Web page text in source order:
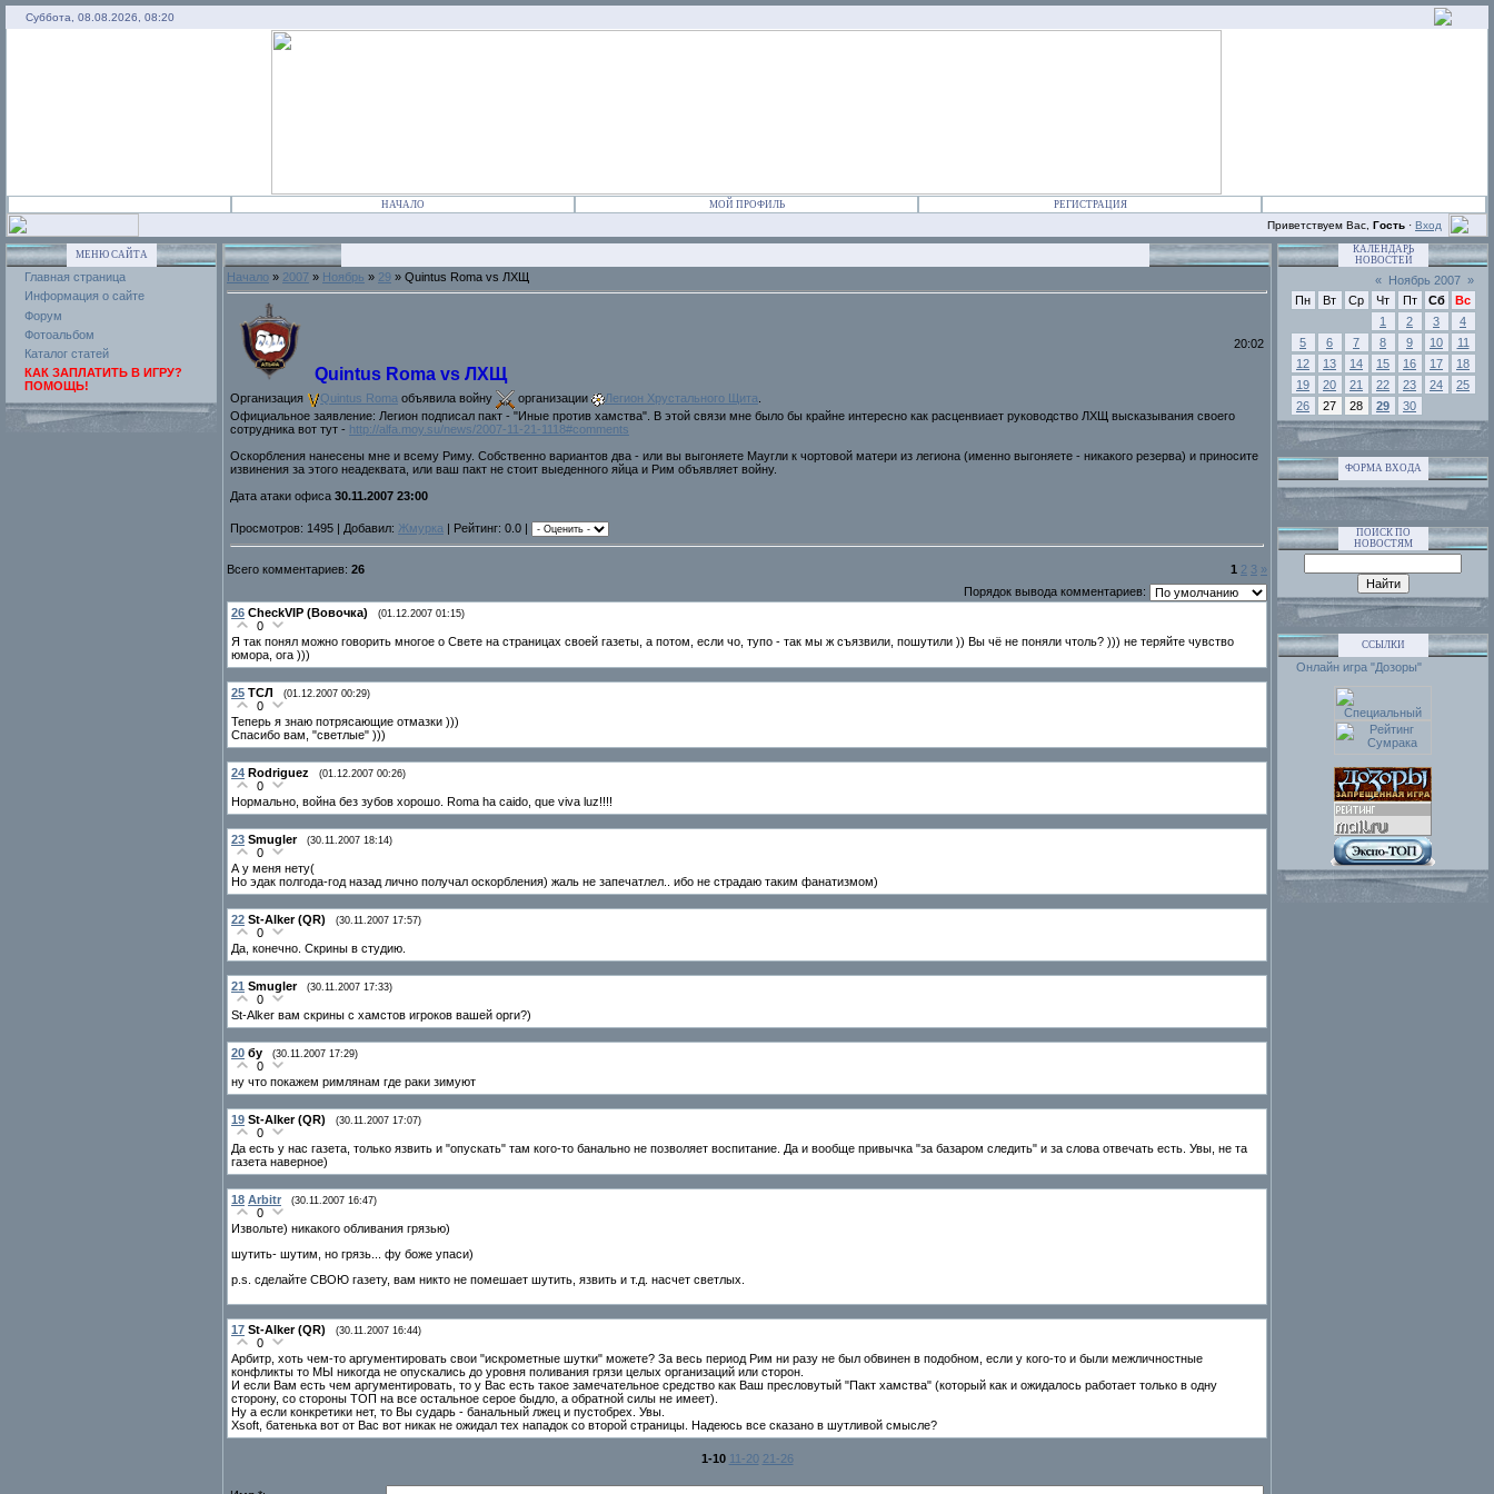
Суббота, 08.08.2026, 08:20
НАЧАЛО МОЙ ПРОФИЛЬ РЕГИСТРАЦИЯ
Приветствуем Вас, Гость · Вход
МЕНЮ САЙТА
Главная страница
Информация о сайте
Форум
Фотоальбом
Каталог статей
КАК ЗАПЛАТИТЬ В ИГРУ?
ПОМОЩЬ!
Начало » 2007 » Ноябрь » 29 » Quintus Roma vs ЛХЩ
Quintus Roma vs ЛХЩ
20:02
Организaция Quintus Roma объявила войну организации Легион Хрустального Щита.
Официальное заявление: Легион подписал пакт - "Иные против хамства". В этой связи мне было бы крайне интересно как расценвиает руководство ЛХЩ высказывания своего
сотрудника вот тут - http://alfa.moy.su/news/2007-11-21-1118#comments
Оскорбления нанесены мне и всему Риму. Собственно вариантов два - или вы выгоняете Маугли к чортовой матери из легиона (именно выгоняете - никакого резерва) и приносите
извинения за этого неадеквата, или ваш пакт не стоит выеденного яйца и Рим объявляет войну.
Дата атаки офиса 30.11.2007 23:00
Просмотров: 1495 | Добавил: Жмурка | Рейтинг: 0.0 |
Всего комментариев: 26 1 2 3 »
Порядок вывода комментариев:
26 CheckVIP (Вовочка) (01.12.2007 01:15)
0
Я так понял можно говорить многое о Свете на страницах своей газеты, а потом, если чо, тупо - так мы ж съязвили, пошутили )) Вы чё не поняли чтоль? ))) не теряйте чувство
юмора, ога )))
25 ТСЛ (01.12.2007 00:29)
0
Теперь я знаю потрясающие отмазки )))
Спасибо вам, "светлые" )))
24 Rodriguez (01.12.2007 00:26)
0
Нормально, война без зубов хорошо. Roma ha caido, que viva luz!!!!
23 Smugler (30.11.2007 18:14)
0
А у меня нету(
Но эдак полгода-год назад лично получал оскорбления) жаль не запечатлел.. ибо не страдаю таким фанатизмом)
22 St-Alker (QR) (30.11.2007 17:57)
0
Да, конечно. Скрины в студию.
21 Smugler (30.11.2007 17:33)
0
St-Alker вам скрины с хамстов игроков вашей орги?)
20 бу (30.11.2007 17:29)
0
ну что покажем римлянам где раки зимуют
19 St-Alker (QR) (30.11.2007 17:07)
0
Да есть у нас газета, только язвить и "опускать" там кого-то банально не позволяет воспитание. Да и вообще привычка "за базаром следить" и за слова отвечать есть. Увы, не та
газета наверное)
18 Arbitr (30.11.2007 16:47)
0
Извольте) никакого обливания грязью)
шутить- шутим, но грязь... фу боже упаси)
p.s. сделайте СВОЮ газету, вам никто не помешает шутить, язвить и т.д. насчет светлых.
17 St-Alker (QR) (30.11.2007 16:44)
0
Арбитр, хоть чем-то аргументировать свои "искрометные шутки" можете? За весь период Рим ни разу не был обвинен в подобном, если у кого-то и были межличностные
конфликты то МЫ никогда не опускались до уровня поливания грязи целых организаций или сторон.
И если Вам есть чем аргументировать, то у Вас есть такое замечательное средство как Ваш пресловутый "Пакт хамства" (который как и ожидалось работает только в одну
сторону, со стороны ТОП на все остальное серое быдло, а обратной силы не имеет).
Ну а если конкретики нет, то Вы сударь - банальный лжец и пустобрех. Увы.
Xsoft, батенька вот от Вас вот никак не ожидал тех нападок со второй страницы. Надеюсь все сказано в шутливой смысле?
1-10 11-20 21-26
КАЛЕНДАРЬ
НОВОСТЕЙ
« Ноябрь 2007 »
Пн
Вт Ср Чт Пт Сб
Вс
1
2 3
4
5
6 7 8 9 10
11
12
13 14 15 16 17
18
19
20 21 22 23 24
25
26
27 28 29 30
ФОРМА ВХОДА
ПОИСК ПО
НОВОСТЯМ
ССЫЛКИ
Онлайн игра "Дозоры"